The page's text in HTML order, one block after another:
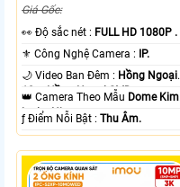
Giá Gốc:
️👀 Độ sắc nét : FULL HD 1080P .
⚜️ Công Nghệ Camera :
IP.
🌙 Video Ban Đêm : Hồng Ngoại
10m Hồng Ngoại SMD.
👑 Camera Theo Mẫu Dome Kim
loại + Nhựa.
️ƒ Điểm Nỗi Bật :Thu Âm.